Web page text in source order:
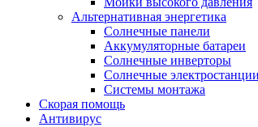
Альтернативная энергетика
Солнечные панели
Аккумуляторные батареи
Солнечные инверторы
Солнечные электростанции
Системы монтажа
Скорая помощь
Антивирус